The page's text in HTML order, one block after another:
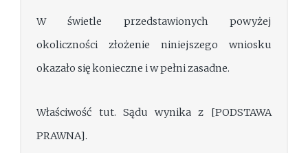
W świetle przedstawionych powyżej
okoliczności złożenie niniejszego wniosku
okazało się konieczne i w pełni zasadne.
Właściwość tut. Sądu wynika z [PODSTAWA
PRAWNA].